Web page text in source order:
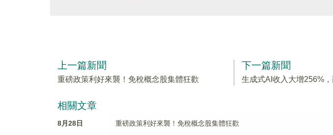
上一篇新聞
重磅政策利好來襲！免稅概念股集體狂歡
下一篇新聞
生成式AI收入大增256%
相關文章
8月28日 重磅政策利好來襲！免稅概念股集體狂歡